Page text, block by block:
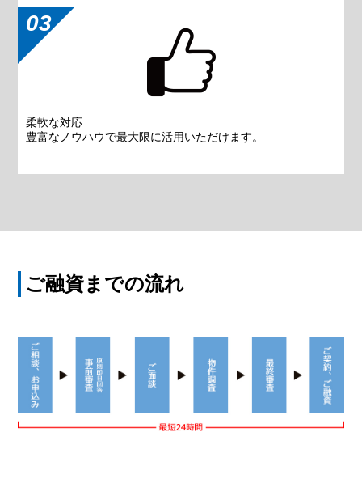
03
柔軟な対応
豊富なノウハウで最大限に活用いただけます。
ご融資までの流れ